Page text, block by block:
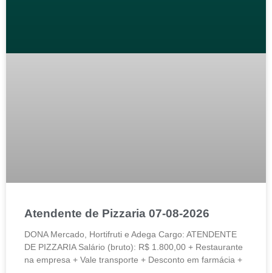
Atendente de Pizzaria 07-08-2026
DONA Mercado, Hortifruti e Adega Cargo: ATENDENTE
DE PIZZARIA Salário (bruto): R$ 1.800,00 + Restaurante
na empresa + Vale transporte + Desconto em farmácia +